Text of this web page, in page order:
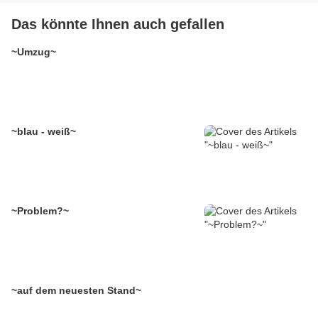
Das könnte Ihnen auch gefallen
~Umzug~
~blau - weiß~
~Problem?~
~auf dem neuesten Stand~